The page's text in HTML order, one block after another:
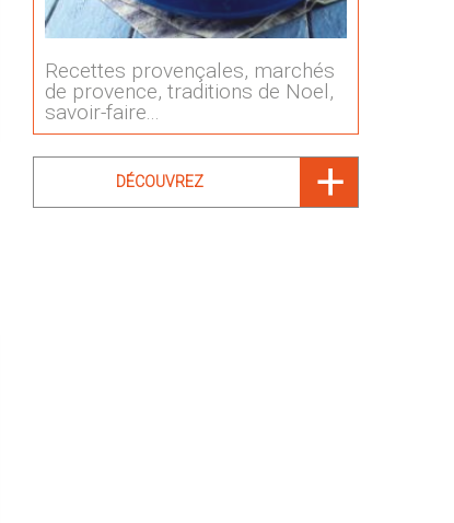
Recettes provençales, marchés
de provence, traditions de Noel,
savoir-faire...
DÉCOUVREZ